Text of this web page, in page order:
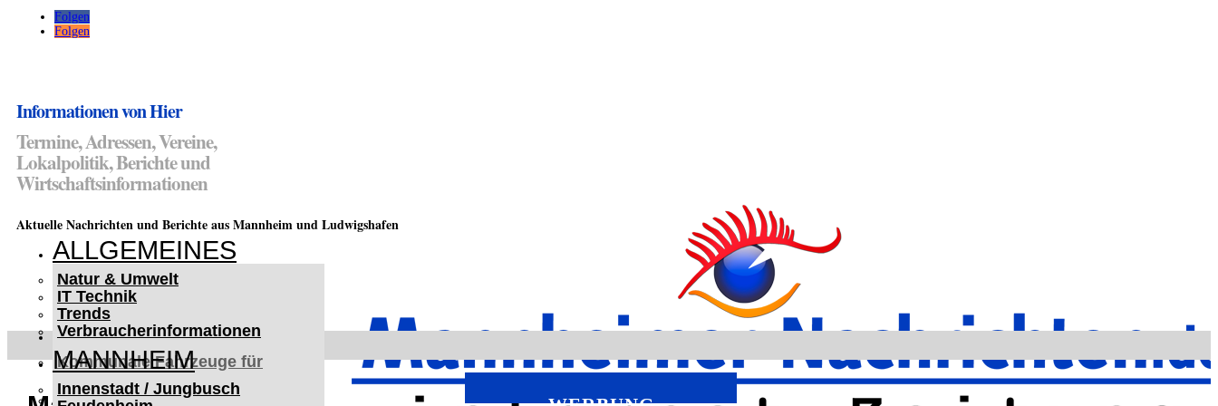
Folgen
Folgen
Informationen von Hier
Termine, Adressen, Vereine,
Lokalpolitik, Berichte und
Wirtschaftsinformationen
Aktuelle Nachrichten und Berichte aus Mannheim und Ludwigshafen
ALLGEMEINES
Natur & Umwelt
IT Technik
Trends
Verbraucherinformationen
MANNHEIM
Innenstadt / Jungbusch
< UKRAINE >
Kommunale Fahrzeuge für
Czernowitz
Nutzfahrzeuge für Czernowitz